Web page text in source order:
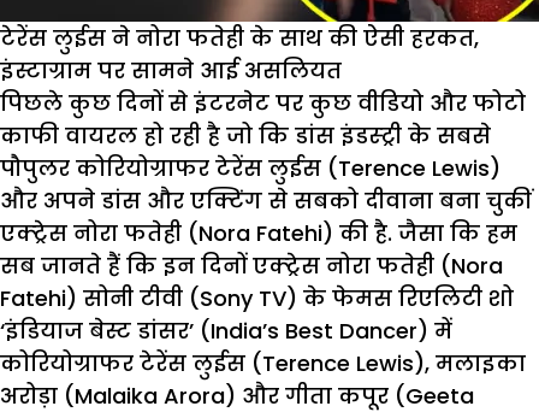
टेरेंस लुईस ने नोरा फतेही के साथ की ऐसी हरकत,
इंस्टाग्राम पर सामने आई असलियत
पिछले कुछ दिनों से इंटरनेट पर कुछ वीडियो और फोटो
काफी वायरल हो रही है जो कि डांस इंडस्ट्री के सबसे
पौपुलर कोरियोग्राफर टेरेंस लुईस (Terence Lewis)
और अपने डांस और एक्टिंग से सबको दीवाना बना चुकीं
एक्ट्रेस नोरा फतेही (Nora Fatehi) की है. जैसा कि हम
सब जानते हैं कि इन दिनों एक्ट्रेस नोरा फतेही (Nora
Fatehi) सोनी टीवी (Sony TV) के फेमस रिएलिटी शो
‘इंडियाज बेस्ट डांसर’ (India’s Best Dancer) में
कोरियोग्राफर टेरेंस लुईस (Terence Lewis), मलाइका
अरोड़ा (Malaika Arora) और गीता कपूर (Geeta